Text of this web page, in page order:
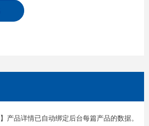
产品详情已自动绑定后台每篇产品的数据。